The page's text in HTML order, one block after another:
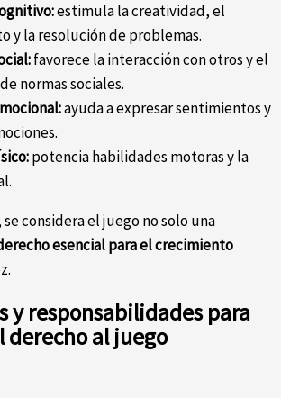
estimula la creatividad, el
y la resolución de problemas.
favorece la interacción con otros y el
normas sociales.
ayuda a expresar sentimientos y
potencia habilidades motoras y la
se considera el juego no solo una
esencial para el crecimiento
y responsabilidades para
derecho al juego